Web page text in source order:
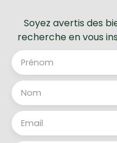
Soyez avertis des
recherche en vous
Prénom
Nom
Email